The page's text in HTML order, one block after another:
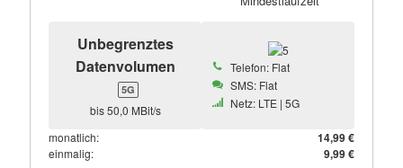
Unbegrenztes
Datenvolumen
5G
bis 50,0 MBit/s
Telefon: Flat
SMS: Flat
Netz: LTE | 5G
monatlich: 14,99 €
einmalig: 9,99 €